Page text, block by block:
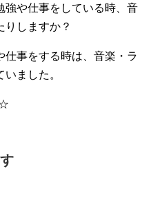
強や仕事をしている時、音
りしますか？
事をする時は、音楽・ラ
ました。
☆